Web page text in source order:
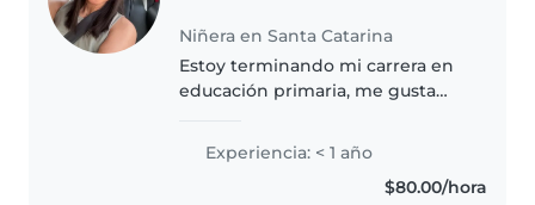
Niñera en Santa Catarina
Estoy terminando mi carrera en
educación primaria, me gusta
delicadeza, me gusta hacer jugos
divertidos con ellos y siempre..
Experiencia: < 1 año
$80.00/hora